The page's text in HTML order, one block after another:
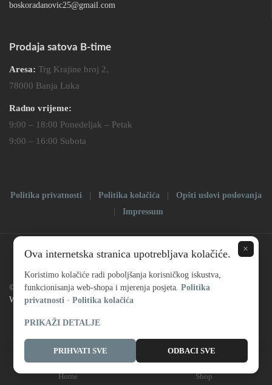
Home Shop
boskoradanovic25@gmail.com
Prodaja satova B-time
Aresa: Trg Krajine broj 2,
78000 Banja Luka
Radno vrijeme:
9:00 – 18:00 Ponedeljak – Petak
9:00 – 16:00 Subota
Politika privatnosti Politika kolačića
Opšti uslovi poslovanja
Impressum
© Copyright 2025 |Prodaja satova| All Rights Reserved | Powered by
Web dizajn – S
×
Ova internetska stranica upotrebljava kolačiće.
Koristimo kolačiće radi poboljšanja korisničkog iskustva,
funkcionisanja web-shopa i mjerenja posjeta.Politika
privatnosti ·Politika kolačića
PRIKAŽI DETALJE
PRIHVATI SVE ODBACI SVE